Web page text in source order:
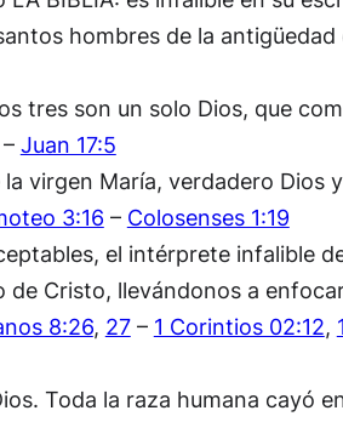
hombres de la
tres son un solo Dios, que
– Juan 17:5
virgen María, verdadero Dios
3:16 – Colosenses 1:19
el intérprete infalible
Cristo, llevándonos a
8:26, 27– 1 Corintios 02:12,
Toda la raza humana cayó